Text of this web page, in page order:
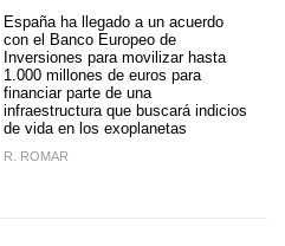
España ha llegado a un acuerdo
con el Banco Europeo de
Inversiones para movilizar hasta
1.000 millones de euros para
financiar parte de una
infraestructura que buscará indicios
de vida en los exoplanetas
R. ROMAR